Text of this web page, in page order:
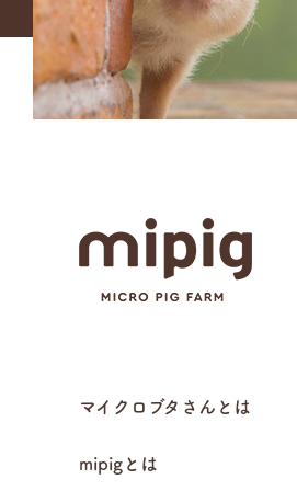
マイクロブタさんとは
mipigとは